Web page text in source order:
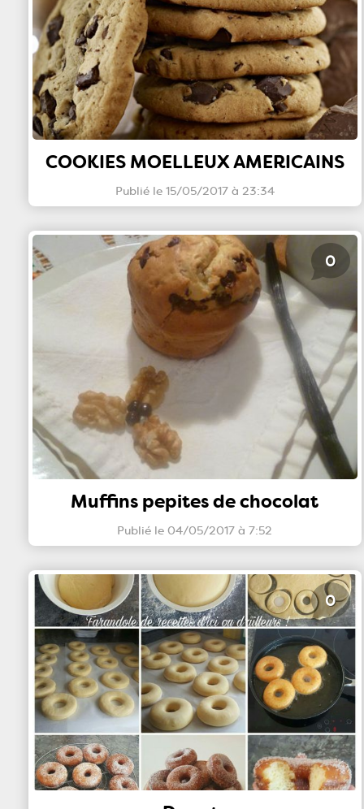
COOKIES MOELLEUX AMERICAINS
Publié le 15/05/2017 à 23:34
Muffins pepites de chocolat
Publié le 04/05/2017 à 7:52
0
0